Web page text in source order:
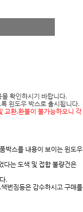
확인하시기 바랍니다.
윈도우 박스로 출시됩니다.
교환,환불이 불가능하오니 각
스를 내용이 보이는 윈도우
는 도색 및 접합 불량건은
.
번짐등은 감수하시고 구매를